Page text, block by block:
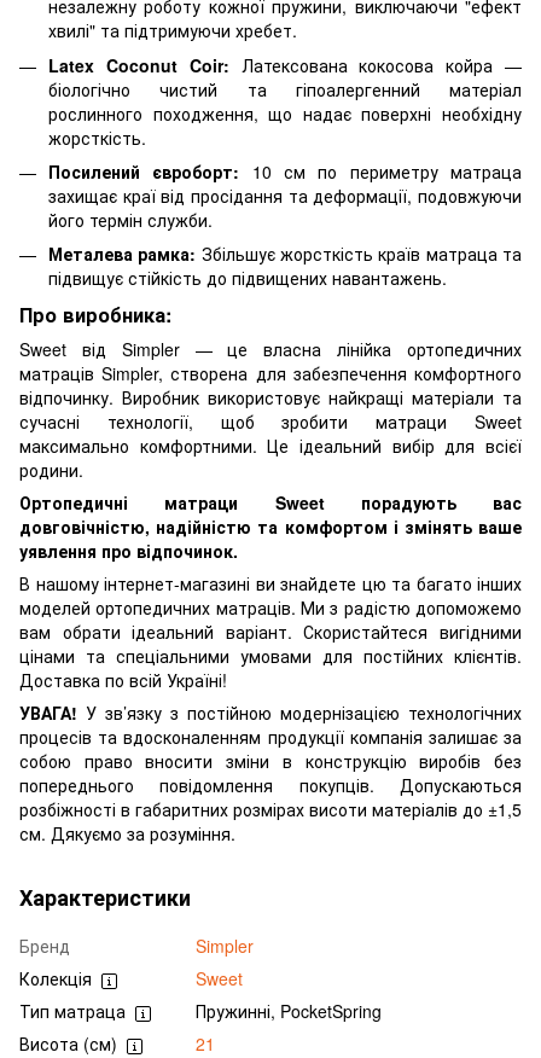
незалежну роботу кожної пружини, виключаючи "ефект
хвилі" та підтримуючи хребет.
Latex Coconut Coir: Латексована кокосова койра —
біологічно чистий та гіпоалергенний матеріал
рослинного походження, що надає поверхні необхідну
жорсткість.
Посилений євроборт: 10 см по периметру матраца
захищає краї від просідання та деформації, подовжуючи
його термін служби.
Металева рамка: Збільшує жорсткість країв матраца та
підвищує стійкість до підвищених навантажень.
Про виробника:
Sweet від Simpler — це власна лінійка ортопедичних
матраців Simpler, створена для забезпечення комфортного
відпочинку. Виробник використовує найкращі матеріали та
сучасні технології, щоб зробити матраци Sweet
максимально комфортними. Це ідеальний вибір для всієї
родини.
Ортопедичні матраци Sweet порадують вас
довговічністю, надійністю та комфортом і змінять ваше
уявлення про відпочинок.
В нашому інтернет-магазині ви знайдете цю та багато інших
моделей ортопедичних матраців. Ми з радістю допоможемо
вам обрати ідеальний варіант. Скористайтеся вигідними
цінами та спеціальними умовами для постійних клієнтів.
Доставка по всій Україні!
УВАГА! У зв’язку з постійною модернізацією технологічних
процесів та вдосконаленням продукції компанія залишає за
собою право вносити зміни в конструкцію виробів без
попереднього повідомлення покупців. Допускаються
розбіжності в габаритних розмірах висоти матеріалів до ±1,5
см. Дякуємо за розуміння.
Характеристики
Бренд
Simpler
Колекція
Sweet
Тип матраца
Пружинні, PocketSpring
Висота (см)
21